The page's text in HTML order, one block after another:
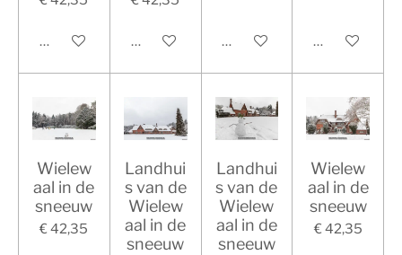
In winkelwagenIn winkelwagenIn winkelwagenIn
Wielew
aal in de
sneeuw
€ 42,35
Landhui
s van de
Wielew
aal in de
sneeuw
Landhui
s van de
Wielew
aal in de
sneeuw
Wielew
aal in de
sneeuw
€ 42,35